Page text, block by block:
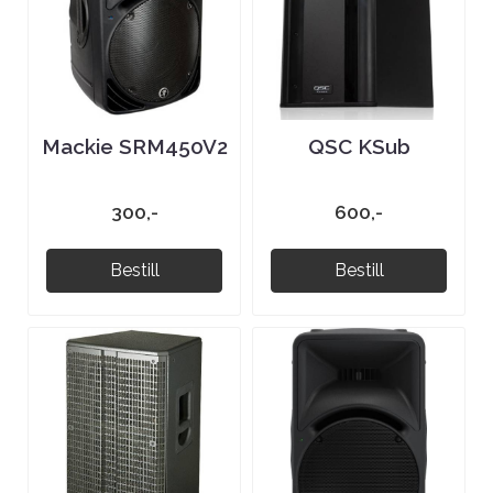
Mackie SRM450V2
300,-
Bestill
QSC KSub
600,-
Bestill